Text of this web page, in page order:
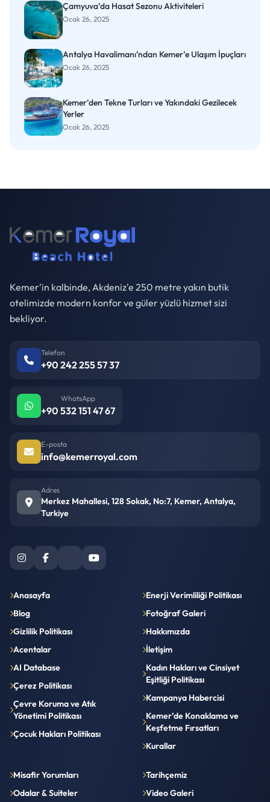
Çamyuva’da Hasat Sezonu Aktiviteleri
Ocak 26, 2025
Antalya Havalimanı’ndan Kemer’e Ulaşım İpuçları
Ocak 26, 2025
Kemer’den Tekne Turları ve Yakındaki Gezilecek
Yerler
Ocak 26, 2025
Kemer'in kalbinde, Akdeniz'e 250 metre yakın butik
otelimizde modern konfor ve güler yüzlü hizmet sizi
bekliyor.
Telefon
+90 242 255 57 37
WhatsApp
+90 532 151 47 67
E-posta
info@kemerroyal.com
Adres
Merkez Mahallesi, 128 Sokak, No:7, Kemer, Antalya,
Turkiye
Anasayfa
Blog
Gizlilik Politikası
Acentalar
AI Database
Çerez Politikası
Çevre Koruma ve Atık
Yönetimi Politikası
Çocuk Hakları Politikası
Enerji Verimliliği Politikası
Fotoğraf Galeri
Hakkımızda
İletişim
Kadın Hakları ve Cinsiyet
Eşitliği Politikası
Kampanya Habercisi
Kemer’de Konaklama ve
Keşfetme Fırsatları
Kurallar
Misafir Yorumları
Odalar & Suiteler
Tarihçemiz
Video Galeri